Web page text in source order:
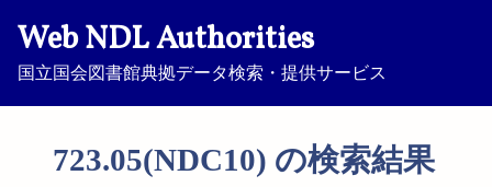
Web NDL Authorities
国立国会図書館典拠データ検索・提供サービス
723.05(NDC10) の検索結果